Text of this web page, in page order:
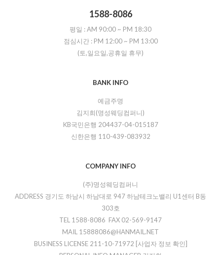
1588-8086
평일 :AM 90:00 ~ PM 18:30
점심시간 : PM 12:00~ PM 13:00
(토,일요일,공휴일 휴무)
BANK INFO
예금주명
김지희(명성웨딩컴퍼니)
KB국민은행 204437-04-015187
신한은행 110-439-083932
COMPANY INFO
(주)명성웨딩컴퍼니
ADDRESS 경기도 하남시 하남대로 947 하남테크노밸리 U1센터 B동
303호
TEL 1588-8086 FAX 02-569-9147
MAIL 15888086@HANMAIL.NET
BUSINESS LICENSE 211-10-71972 [사업자 정보 확인]